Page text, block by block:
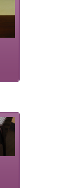
前予約制）
10時
く新鮮で若返り
身も心も癒され
る
を
場
選